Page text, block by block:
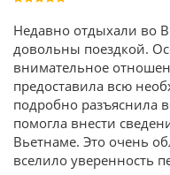
Недавно отдыхали во
довольны поездкой.
внимательное
предоставила всю
подробно разъяснила
помогла внести
Вьетнаме. Это очень
вселило уверенность